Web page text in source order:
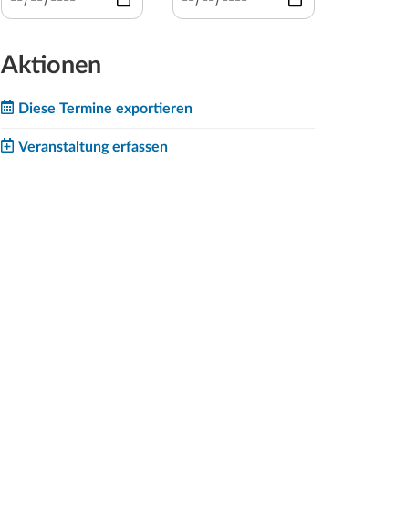
Aktionen
Diese Termine exportieren
Veranstaltung erfassen